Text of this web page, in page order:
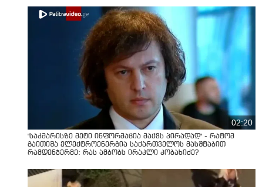
02:20
"საკმარისზე მეტი ინფორმაცია მაქვს პირადად" - რატომ
გაითიშა ელექტროენერგია საქართველოს მასშტაბით
რამდენჯერმე: რას ამბობს ირაკლი კობახიძე?